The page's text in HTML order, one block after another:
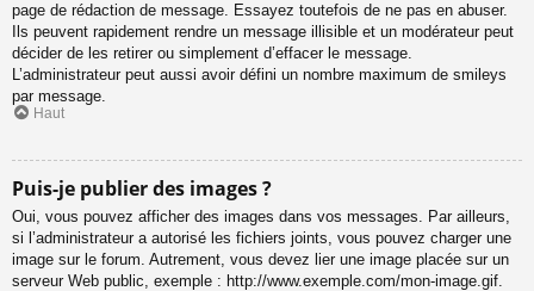
page de rédaction de message. Essayez toutefois de ne pas en abuser.
Ils peuvent rapidement rendre un message illisible et un modérateur peut
décider de les retirer ou simplement d’effacer le message.
L’administrateur peut aussi avoir défini un nombre maximum de smileys
par message.
Haut
Puis-je publier des images ?
Oui, vous pouvez afficher des images dans vos messages. Par ailleurs,
si l’administrateur a autorisé les fichiers joints, vous pouvez charger une
image sur le forum. Autrement, vous devez lier une image placée sur un
serveur Web public, exemple : http://www.exemple.com/mon-image.gif.